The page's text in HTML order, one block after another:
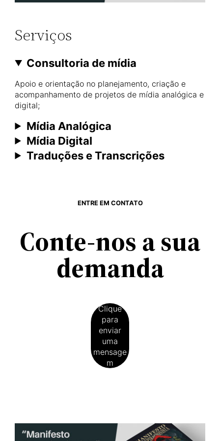
Serviços
Consultoria de mídia
Apoio e orientação no planejamento, criação e
acompanhamento de projetos de mídia analógica e
digital;
Mídia Analógica
Mídia Digital
Traduções e Transcrições
ENTRE EM CONTATO
Conte-nos a sua
demanda
Clique
para
enviar
uma
mensage
m